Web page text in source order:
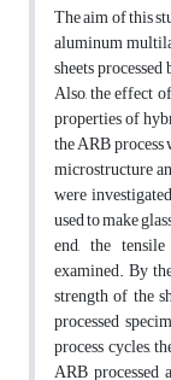
The aim of this
aluminum
sheets
Also, the effect
properties of
the ARB
microstructure
were
used to make
end, the
examined. By
strength of the
processed
process cycles,
ARB